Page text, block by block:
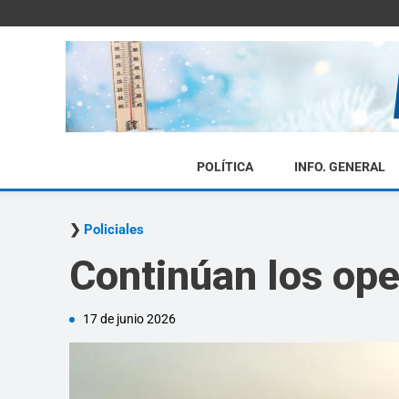
POLÍTICA INFO. GENERAL
Policiales
Continúan los
17 de junio 2026